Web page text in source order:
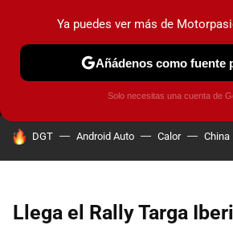
MENÚ
COCHES ELÉCTRICOS
HOY SE HABLA DE
DGT Android Auto Calor China
Llega el Rally Targa
Ya puedes ver más de
Añádenos como fuente
Solo necesitas una cuenta de